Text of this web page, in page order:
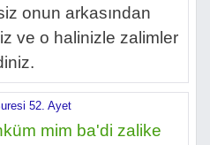
onun arkasından
ve o halinizle zalimler
52. Ayet
mim ba'di zalike